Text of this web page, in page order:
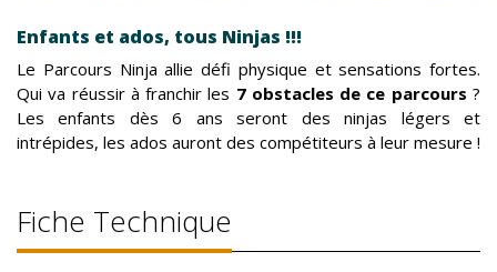
Enfants et ados, tous Ninjas !!!
Le Parcours Ninja allie défi physique et sensations fortes.
Qui va réussir à franchir les 7 obstacles de ce parcours ?
Les enfants dès 6 ans seront des ninjas légers et
intrépides, les ados auront des compétiteurs à leur mesure !
Fiche Technique